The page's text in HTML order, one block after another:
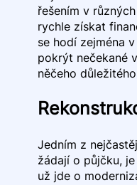
řešením v
rychle získat
se hodí zejména
pokrýt nečekané
něčeho
Jedním z
žádají o půjčku,
už jde o